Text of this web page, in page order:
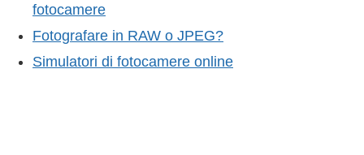
fotocamere
Fotografare in RAW o JPEG?
Simulatori di fotocamere online